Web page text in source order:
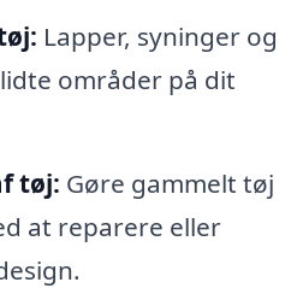
Lapper, syninger og
områder på dit
tøj: Gøre gammelt tøj
at reparere eller